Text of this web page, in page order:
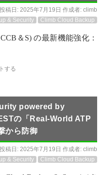
投稿日: 2025年7月19日 作成者: climb
& Security
Climb Cloud Backup
＆S) の最新機能強化：
する
powered by
の「Real-World ATP
から防御
投稿日: 2025年7月19日 作成者: climb
& Security
Climb Cloud Backup